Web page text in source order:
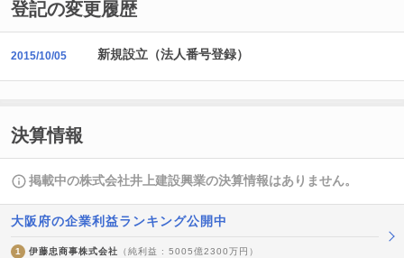
登記の変更履歴
2015/10/05 新規設立（法人番号登録）
決算情報
掲載中の株式会社井上建設興業の決算情報はありません。
大阪府の企業利益ランキング公開中
1 伊藤忠商事株式会社 （純利益 : 5005億2300万円）